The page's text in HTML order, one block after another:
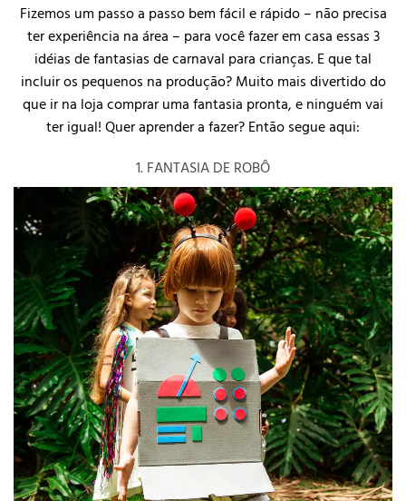
Fizemos um passo a passo bem fácil e rápido – não precisa
ter experiência na área – para você fazer em casa essas 3
idéias de fantasias de carnaval para crianças. E que tal
incluir os pequenos na produção? Muito mais divertido do
que ir na loja comprar uma fantasia pronta, e ninguém vai
ter igual! Quer aprender a fazer? Então segue aqui:
1. FANTASIA DE ROBÔ